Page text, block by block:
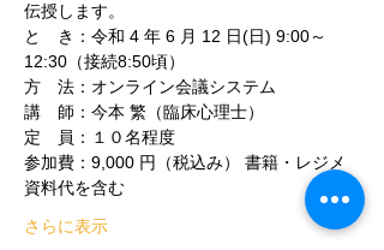
伝授します。
と　き：令和 4 年 6 月 12 日(日) 9:00～
12:30（接続8:50頃）
方　法：オンライン会議システム
講　師：今本 繁（臨床心理士）
定　員：１０名程度
参加費：9,000 円（税込み） 書籍・レジメ
資料代を含む
さらに表示